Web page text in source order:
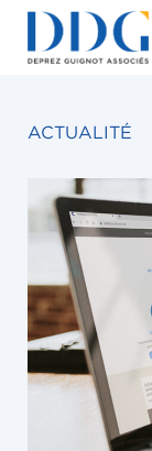
ACTUALITÉ